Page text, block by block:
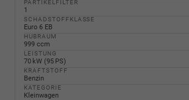
PARTIKELFILTER
1
SCHADSTOFFKLASSE
Euro 6 EB
HUBRAUM
999 ccm
LEISTUNG
70 kW (95 PS)
KRAFTSTOFF
Benzin
KATEGORIE
Kleinwagen